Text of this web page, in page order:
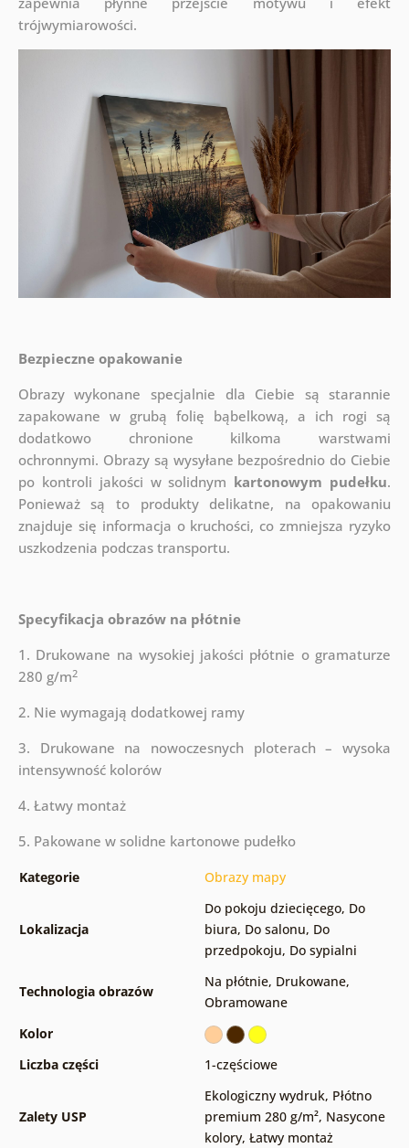
trójwymiarowości.
Bezpieczne opakowanie
Obrazy wykonane specjalnie dla Ciebie są starannie
zapakowane w grubą folię bąbelkową, a ich rogi są
dodatkowo chronione kilkoma warstwami
ochronnymi. Obrazy są wysyłane bezpośrednio do Ciebie
po kontroli jakości w solidnym kartonowym pudełku.
Ponieważ są to produkty delikatne, na opakowaniu
znajduje się informacja o kruchości, co zmniejsza ryzyko
uszkodzenia podczas transportu.
Specyfikacja obrazów na płótnie
1. Drukowane na wysokiej jakości płótnie o gramaturze
280 g/m2
2. Nie wymagają dodatkowej ramy
3. Drukowane na nowoczesnych ploterach – wysoka
intensywność kolorów
4. Łatwy montaż
5. Pakowane w solidne kartonowe pudełko
Kategorie Obrazy mapy
Lokalizacja
Do pokoju dziecięcego, Do
biura, Do salonu, Do
przedpokoju, Do sypialni
Technologia obrazów
Na płótnie, Drukowane,
Obramowane
Kolor
Liczba części
1-częściowe
Zalety USP
Ekologiczny wydruk, Płótno
premium 280 g/m², Nasycone
kolory, Łatwy montaż